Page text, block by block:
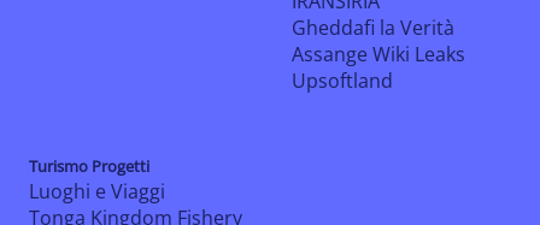
Gheddafi la Verità
Assange Wiki Leaks
Upsoftland
Turismo Progetti
Luoghi e Viaggi
Tonga Kingdom Fishery